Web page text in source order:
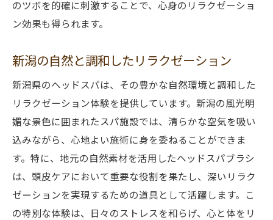
新潟の静寂がもたらす心の安らぎ
ヘッドスパで感じる究極の癒し
新潟の自然が日々の疲れを取り除く
プロフェッショナルな技術で極上の頭皮ケアを
新潟の専門家による頭皮ケア
ヘッドスパの技術が生む健康な頭皮
プロの技術で深いリラクゼーションを
新潟で体験する極上の施術
専門家による個別の頭皮ケア
のツボを的確に刺激することで、心身のリラクゼーショ
ン効果も得られます。
新潟の自然と調和したリラクゼーション
新潟県のヘッドスパは、その豊かな自然環境と調和した
リラクゼーション体験を提供しています。新潟の風光明
媚な景色に囲まれたスパ施設では、清らかな空気を吸い
込みながら、心地よい施術に身を委ねることができま
す。特に、地元の自然素材を活用したヘッドスパブラシ
は、頭皮ケアにおいて重要な役割を果たし、深いリラク
ゼーションを実現するための道具として活躍します。こ
の特別な体験は、日々のストレスを和らげ、心と体をリ